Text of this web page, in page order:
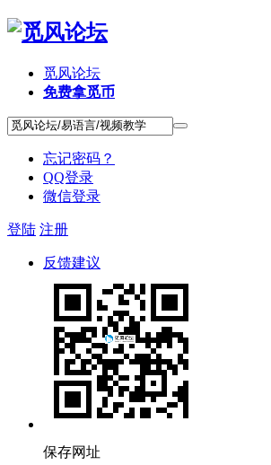
觅风论坛
免费拿觅币
忘记密码？
QQ登录
微信登录
登陆 注册
反馈建议
保存网址